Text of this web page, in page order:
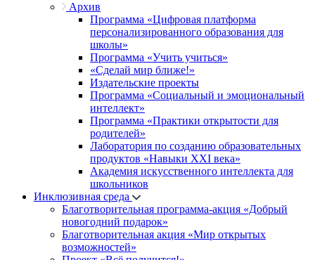
Архив
Программа «Цифровая платформа
персонализированного образования для
школы»
Программа «Учить учиться»
«Сделай мир ближе!»
Издательские проекты
Программа «Социальный и эмоциональный
интеллект»
Программа «Практики открытости для
родителей»
Лаборатория по созданию образовательных
продуктов «Навыки XXI века»
Академия искусственного интеллекта для
школьников
Инклюзивная среда
Благотворительная программа-акция «Добрый
новогодний подарок»
Благотворительная акция «Мир открытых
возможностей»